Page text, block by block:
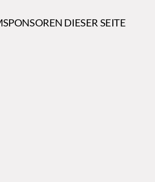
DIESER SEITE